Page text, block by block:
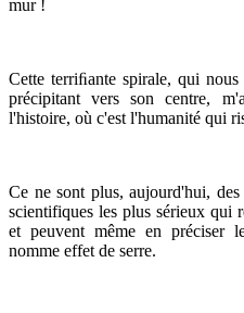
mur !
Cette terriﬁante spirale, qui
précipitant vers son centre,
l'histoire, où c'est l'humanité qui
Ce ne sont plus, aujourd'hui,
scientifiques les plus sérieux qui
et peuvent même en préciser
nomme effet de serre.